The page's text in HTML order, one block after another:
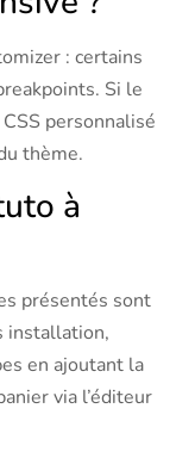
: certains
Si le
personnalisé
thème.
à
présentés sont
installation,
en ajoutant la
via l’éditeur